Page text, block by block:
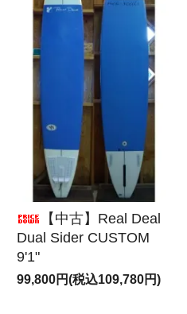
【中古】Real Deal
Dual Sider CUSTOM
9'1"
99,800円(税込109,780円)